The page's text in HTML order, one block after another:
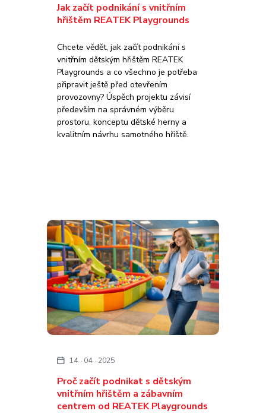
Jak začít podnikání s vnitřním
hřištěm REATEK Playgrounds
Chcete vědět, jak začít podnikání s
vnitřním dětským hřištěm REATEK
Playgrounds a co všechno je potřeba
připravit ještě před otevřením
provozovny? Úspěch projektu závisí
především na správném výběru
prostoru, konceptu dětské herny a
kvalitním návrhu samotného hřiště.
Proč začít podnikat s dětským
vnitřním hřištěm a zábavním
centrem od REATEK Playgrounds
14 04 2025